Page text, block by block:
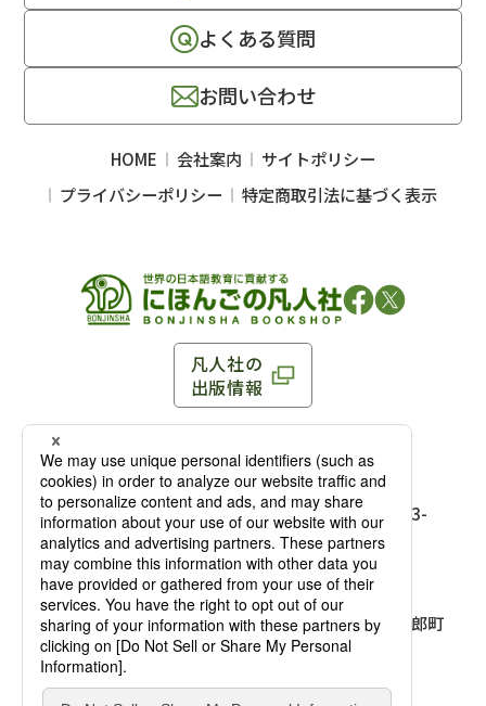
凡人社の
出版情報
〒102-0093 東京都千代田区平河町 1-3-13 8F
TEL：03-3263-3959／FAX：03-3263-3116
麹町店
〒102-0093 東京都千代田区平河町1-3-
13 8F［アクセス］
TEL：03-3239-8673／FAX：03-3263-
3116
大阪店
〒541-0056 大阪府大阪市中央区久太郎町
4-2-10
大西ビルディング 1階［
TEL：06-4256-2684／FAX：03-6733-
よくある質問
お問い合わせ
HOME 会社案内
サイトポリシー
プライバシーポリシー
特定商取引法に基づく表示